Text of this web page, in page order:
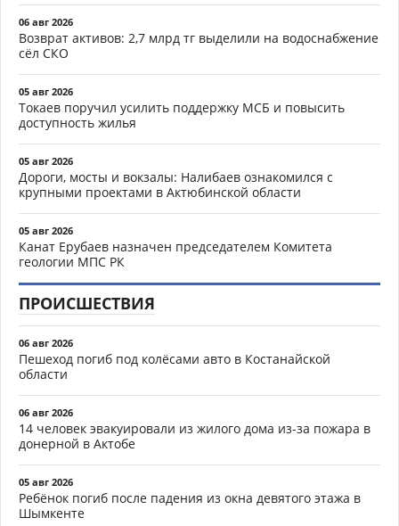
06 авг 2026
Возврат активов: 2,7 млрд тг выделили на водоснабжение
сёл СКО
05 авг 2026
Токаев поручил усилить поддержку МСБ и повысить
доступность жилья
05 авг 2026
Дороги, мосты и вокзалы: Налибаев ознакомился с
крупными проектами в Актюбинской области
05 авг 2026
Канат Ерубаев назначен председателем Комитета
геологии МПС РК
ПРОИСШЕСТВИЯ
06 авг 2026
Пешеход погиб под колёсами авто в Костанайской
области
06 авг 2026
14 человек эвакуировали из жилого дома из-за пожара в
донерной в Актобе
05 авг 2026
Ребёнок погиб после падения из окна девятого этажа в
Шымкенте